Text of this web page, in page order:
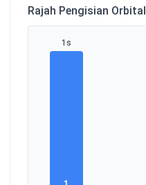
Rajah Pengisian Orbital
1s